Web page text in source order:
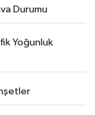
Durumu
Yoğunluk